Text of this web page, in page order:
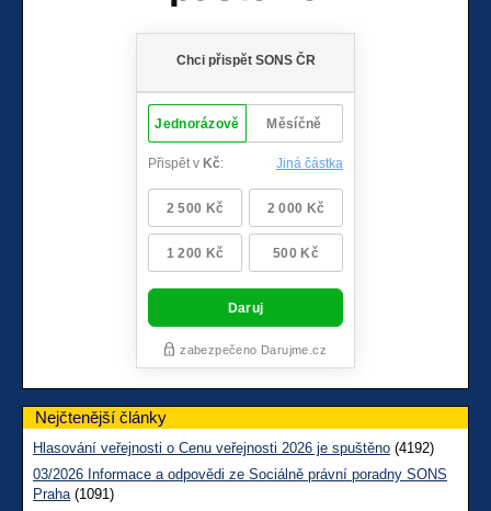
Nejčtenější články
Hlasování veřejnosti o Cenu veřejnosti 2026 je spuštěno (4192)
03/2026 Informace a odpovědi ze Sociálně právní poradny SONS
Praha(1091)